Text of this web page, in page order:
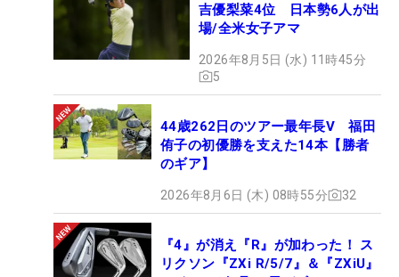
吉優梨菜4位 日本勢6人が出
場/全米女子アマ
2026年8月5日 (水) 11時45分
5
44歳262日のツアー最年長V 福田
侑子の初優勝を支えた14本【勝者
のギア】
2026年8月6日 (木) 08時55分 32
『4』が消え『R』が加わった！ ス
リクソン『ZXi R/5/7』＆『ZXiU』